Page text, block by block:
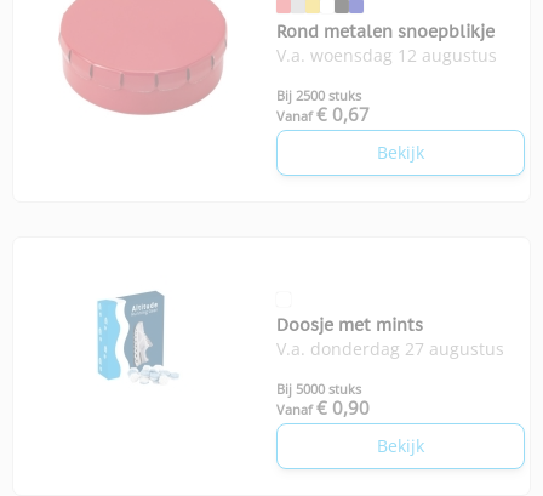
Rond metalen snoepblikje
V.a. woensdag 12 augustus
Bij 2500 stuks
Vanaf € 0,67
Bekijk
Doosje met mints
V.a. donderdag 27 augustus
Bij 5000 stuks
Vanaf € 0,90
Bekijk